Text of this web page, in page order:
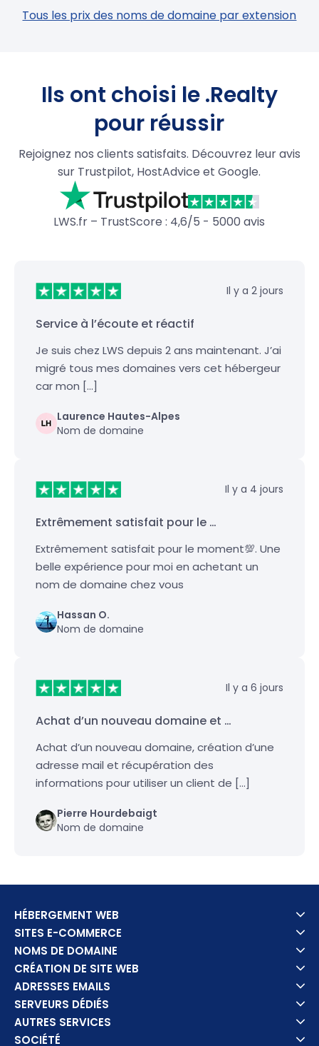
Tous les prix des noms de domaine par extension
Ils ont choisi le .Realty
pour réussir
Rejoignez nos clients satisfaits. Découvrez leur avis
sur Trustpilot, HostAdvice et Google.
LWS.fr – TrustScore : 4,6/5 - 5000 avis
Il y a 2 jours
Service à l’écoute et réactif
Je suis chez LWS depuis 2 ans maintenant. J’ai
migré tous mes domaines vers cet hébergeur
car mon […]
Laurence Hautes-Alpes
Nom de domaine
Il y a 4 jours
Extrêmement satisfait pour le …
Extrêmement satisfait pour le moment💯. Une
belle expérience pour moi en achetant un
nom de domaine chez vous
Hassan O.
Nom de domaine
Il y a 6 jours
Achat d’un nouveau domaine et …
Achat d’un nouveau domaine, création d’une
adresse mail et récupération des
informations pour utiliser un client de […]
Pierre Hourdebaigt
Nom de domaine
HÉBERGEMENT WEB
SITES E-COMMERCE
NOMS DE DOMAINE
CRÉATION DE SITE WEB
ADRESSES EMAILS
SERVEURS DÉDIÉS
AUTRES SERVICES
SOCIÉTÉ